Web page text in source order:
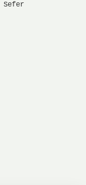
Sefer